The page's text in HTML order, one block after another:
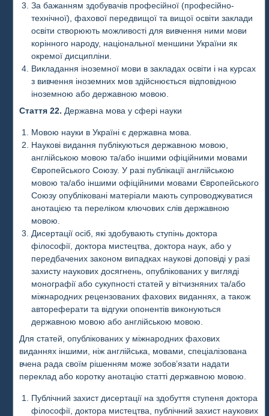
За бажанням здобувачів професійної (професійно-
технічної), фахової передвищої та вищої освіти заклади
освіти створюють можливості для вивчення ними мови
корінного народу, національної меншини України як
окремої дисципліни.
Викладання іноземної мови в закладах освіти і на курсах
з вивчення іноземних мов здійснюється відповідною
іноземною або державною мовою.
Стаття 22. Державна мова у сфері науки
Мовою науки в Україні є державна мова.
Наукові видання публікуються державною мовою,
англійською мовою та/або іншими офіційними мовами
Європейського Союзу. У разі публікації англійською
мовою та/або іншими офіційними мовами Європейського
Союзу опубліковані матеріали мають супроводжуватися
анотацією та переліком ключових слів державною
мовою.
Дисертації осіб, які здобувають ступінь доктора
філософії, доктора мистецтва, доктора наук, або у
передбачених законом випадках наукові доповіді у разі
захисту наукових досягнень, опублікованих у вигляді
монографії або сукупності статей у вітчизняних та/або
міжнародних рецензованих фахових виданнях, а також
автореферати та відгуки опонентів виконуються
державною мовою або англійською мовою.
Для статей, опублікованих у міжнародних фахових
виданнях іншими, ніж англійська, мовами, спеціалізована
вчена рада своїм рішенням може зобов’язати надати
переклад або коротку анотацію статті державною мовою.
Публічний захист дисертації на здобуття ступеня доктора
філософії, доктора мистецтва, публічний захист наукових